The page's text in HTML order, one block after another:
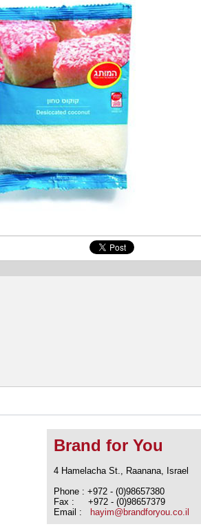
Brand for You
4 Hamelacha St., Raanana, Israel
Phone : +972 - (0)98657380
Fax : +972 - (0)98657379
Email :
hayim@brandforyou.co.il